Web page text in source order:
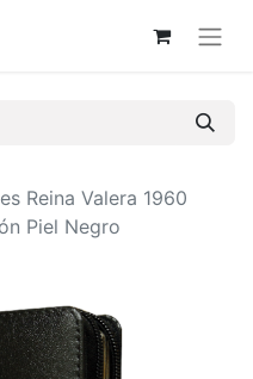
Reina Valera 1960
Piel Negro